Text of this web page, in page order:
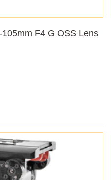
F4 G OSS Lens